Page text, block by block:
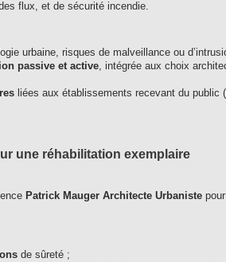
flux, et de sécurité incendie.
urbaine, risques de malveillance ou
passive et active, intégrée aux choix
liées aux établissements recevant du public
une réhabilitation exemplaire
Patrick Mauger Architecte Urbanistepour
de sûreté ;